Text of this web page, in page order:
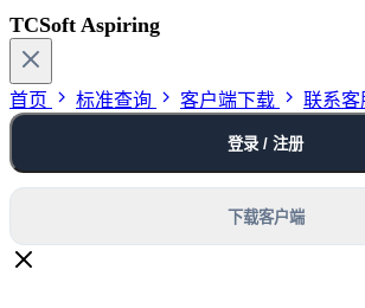
TCSoft Aspiring
首页 标准查询 客户端下载 联系客
登录 / 注册
下载客户端